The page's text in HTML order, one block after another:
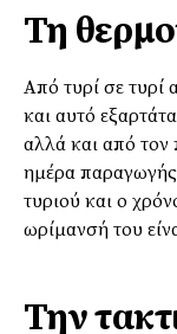
Τη
Από τυρί σε τυρί
και αυτό
αλλά και από τον
ημέρα
τυριού και ο
ωρίμανσή του
Την